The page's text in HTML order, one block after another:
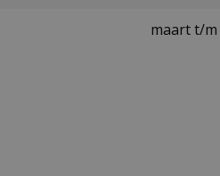
maart t/